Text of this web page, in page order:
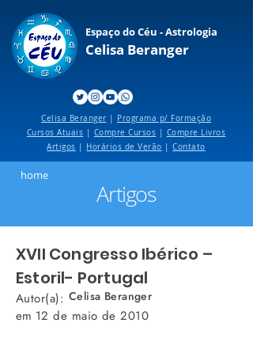
Espaço do Céu - Astrologia
Celisa Beranger
Celisa Beranger | Programa p/ Formação
Cursos Atuais | Compre Cursos | Compre Livros
Artigos | Horários de Verão |Contato
home
Artigos
XVII Congresso Ibérico –
Estoril- Portugal
Autor(a): Celisa Beranger
em 12 de maio de 2010